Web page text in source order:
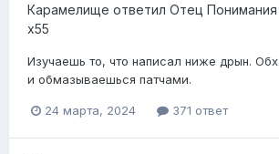
Карамелище ответил Отец Понимания
x55
Изучаешь то, что написал ниже дрын.
и обмазываешься патчами.
24 марта, 2024 371 ответ